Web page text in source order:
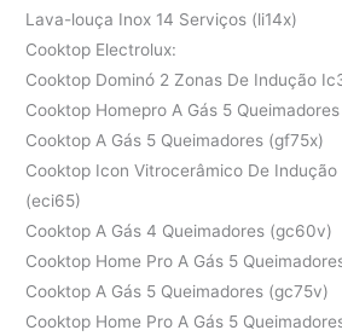
Lava-louça Inox 14 Serviços (li14x)
Cooktop Electrolux:
Cooktop Dominó 2 Zonas De Indução
Cooktop Homepro A Gás 5
Cooktop A Gás 5 Queimadores (gf75x)
Cooktop Icon Vitrocerâmico De Indução
(eci65)
Cooktop A Gás 4 Queimadores (gc60v)
Cooktop Home Pro A Gás 5
Cooktop A Gás 5 Queimadores (gc75v)
Cooktop Home Pro A Gás 5